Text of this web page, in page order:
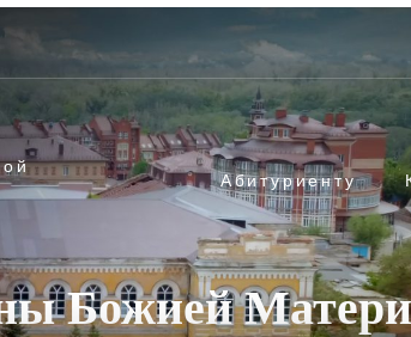
Абитуриенту
Божией Матери